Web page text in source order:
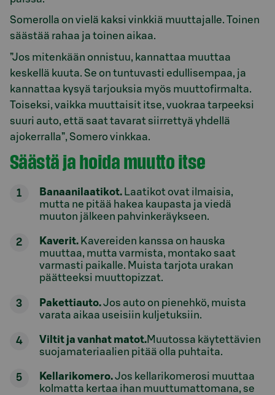
Somerolla on vielä kaksi vinkkiä muuttajalle. Toinen
säästää rahaa ja toinen aikaa.
”Jos mitenkään onnistuu, kannattaa muuttaa
keskellä kuuta. Se on tuntuvasti edullisempaa, ja
kannattaa kysyä tarjouksia myös muuttofirmalta.
Toiseksi, vaikka muuttaisit itse, vuokraa tarpeeksi
suuri auto, että saat tavarat siirrettyä yhdellä
ajokerralla”, Somero vinkkaa.
Säästä ja hoida muutto itse
Banaanilaatikot.Laatikot ovat ilmaisia,
mutta ne pitää hakea kaupasta ja viedä
muuton jälkeen pahvinkeräykseen.
Kaverit. Kavereiden kanssa on hauska
muuttaa, mutta varmista, montako saat
varmasti paikalle. Muista tarjota urakan
päätteeksi muuttopizzat.
Pakettiauto.Jos auto on pienehkö, muista
varata aikaa useisiin kuljetuksiin.
Viltit ja vanhat matot.Muutossa käytettävien
suojamateriaalien pitää olla puhtaita.
Kellarikomero.Jos kellarikomerosi muuttaa
kolmatta kertaa ihan muuttumattomana, se